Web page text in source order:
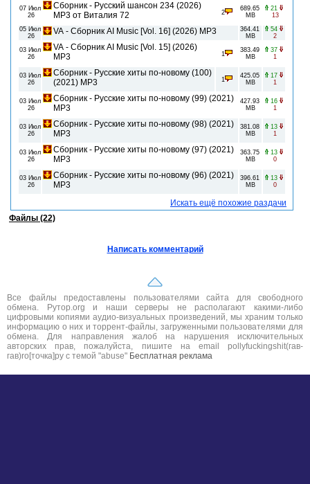
07 Июл
26
Сборник - Русский шансон 234 (2026)
MP3 от Виталия 72
2
689.65
MB
21
13
05 Июл
26
VA - Сборник AI Music [Vol. 16] (2026) MP3
364.41
MB
54
2
03 Июл
26
VA - Сборник AI Music [Vol. 15] (2026)
MP3
1
383.49
MB
37
1
03 Июл
26
Сборник - Русские хиты по-новому (100)
(2021) MP3
1
425.05
MB
17
1
03 Июл
26
Сборник - Русские хиты по-новому (99) (2021)
MP3
427.93
MB
16
1
03 Июл
26
Сборник - Русские хиты по-новому (98) (2021)
MP3
381.08
MB
13
1
03 Июл
26
Сборник - Русские хиты по-новому (97) (2021)
MP3
363.75
MB
13
0
03 Июл
26
Сборник - Русские хиты по-новому (96) (2021)
MP3
396.61
MB
13
0
Искать ещё похожие раздачи
Файлы (22)
Написать комментарий
Все файлы предоставлены пользователями сайта для свободного
обмена. Рутор.org и наши серверы не располагают какими-либо
цифровыми копиями аудио-визуальных произведений, мы храним только
информацию о них и торрент-файлы, загруженными пользователями для
обмена. Для направления жалоб на нарушения исключительных
авторских прав, пожалуйста, пишите на email pollyfuckingshit(гав-
гав)ro[точка]ру с темой "abuse" Бесплатная реклама